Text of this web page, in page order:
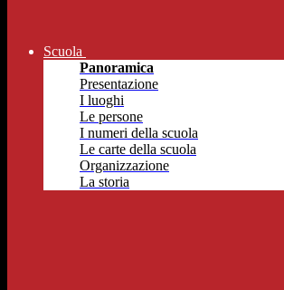
Scuola
Panoramica
Presentazione
I luoghi
Le persone
I numeri della scuola
Le carte della scuola
Organizzazione
La storia